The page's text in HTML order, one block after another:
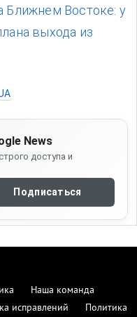
Ближнем Востоке: у
выхода из
News
доступа и
Подписаться
Наша команда
исправлений
Политика